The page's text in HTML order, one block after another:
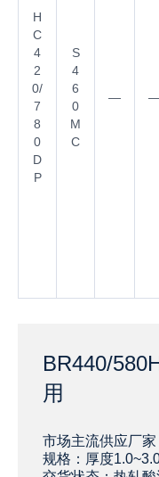
H
C
4
2
0/
7
8
0
D
P
S
4
6
0
M
C
—
BR440/
用
市场主流供应厂
规格：厚度